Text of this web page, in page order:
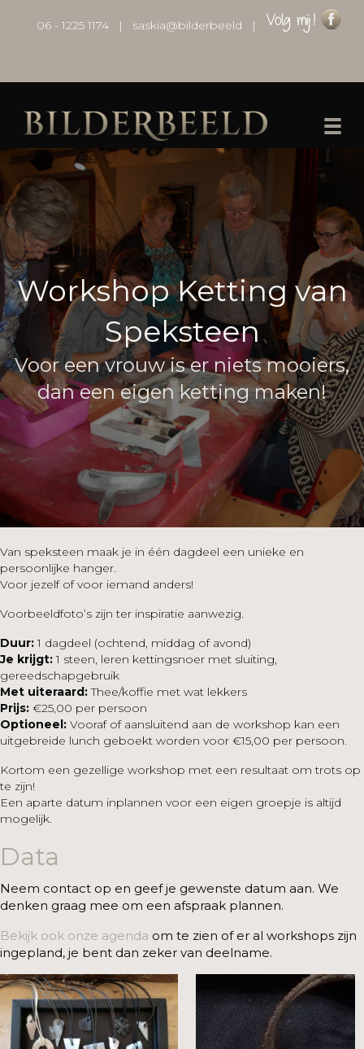
06 - 1225 1174 | saskia@bilderbeeld |
Workshop Ketting van
Speksteen
Voor een vrouw is er niets mooiers,
dan een eigen ketting maken!
Van speksteen maak je in één dagdeel een unieke en
persoonlijke hanger.
Voor jezelf of voor iemand anders!
Voorbeeldfoto’s zijn ter inspiratie aanwezig.
Duur:1 dagdeel (ochtend, middag of avond)
Je krijgt:1 steen, leren kettingsnoer met sluiting,
gereedschapgebruik
Met uiteraard:Thee/koffie met wat lekkers
Prijs: €25,00 per persoon
Optioneel: Vooraf of aansluitend aan de workshop kan een
uitgebreide lunch geboekt worden voor €15,00 per persoon.
Kortom een gezellige workshop met een resultaat om trots op
te zijn!
Een aparte datum inplannen voor een eigen groepje is altijd
mogelijk.
Data
Neem contact op en geef je gewenste datum aan. We
denken graag mee om een afspraak plannen.
Bekijk ook onze agenda om te zien of er al workshops zijn
ingepland, je bent dan zeker van deelname.